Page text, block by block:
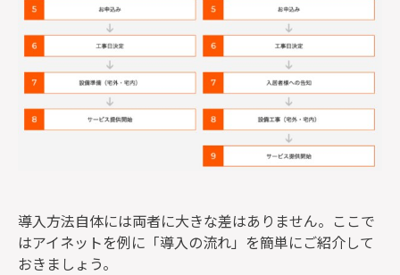
導入方法自体には両者に大きな差はありません。ここで
はアイネットを例に「導入の流れ」を簡単にご紹介して
おきましょう。